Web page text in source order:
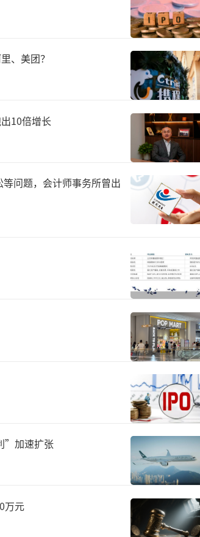
同比增长49.7%至
同比增长11.96%至
只松鼠来自第三方
亿元，同比增长5.0
元，同比增长40.2
亿元，同比减少18.6
主力的三只松鼠国
，同比微增0.57%。
30日，公司线下门
民零食店为353家。
师朱丹蓬看来，三只
益于早期互联网经
地把握了那一阶段消
。然而，随着线上
、美团？
10倍增长
问题，会计师事务所曾出
”加速扩张
万元